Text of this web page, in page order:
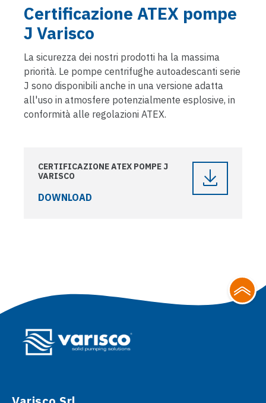
Certificazione ATEX pompe
J Varisco
La sicurezza dei nostri prodotti ha la massima
priorità. Le pompe centrifughe autoadescanti serie
J sono disponibili anche in una versione adatta
all'uso in atmosfere potenzialmente esplosive, in
conformità alle regolazioni ATEX.
CERTIFICAZIONE ATEX POMPE J
VARISCO
DOWNLOAD